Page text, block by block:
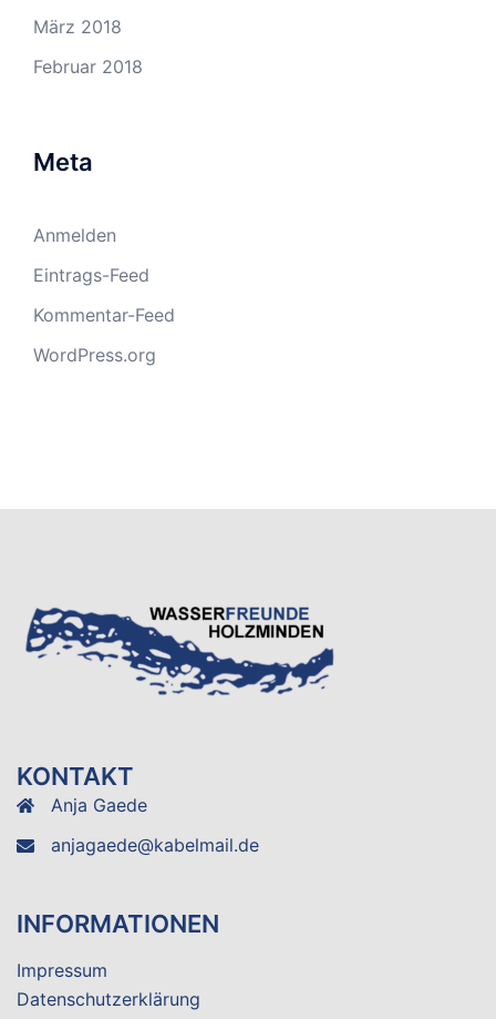
März 2018
Februar 2018
Meta
Anmelden
Eintrags-Feed
Kommentar-Feed
WordPress.org
KONTAKT
Anja Gaede
anjagaede@kabelmail.de
INFORMATIONEN
Impressum
Datenschutzerklärung